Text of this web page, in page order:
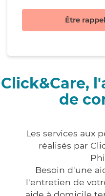
Être
Click&Care,
de
Les services aux
réalisés par
Besoin d'une
l'entretien de